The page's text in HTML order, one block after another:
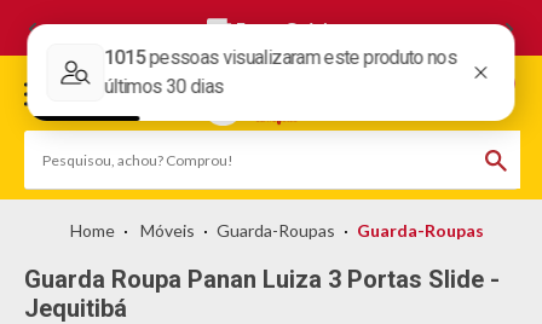
Frete Grátis
Móveis Guarda-Roupas Guarda-Roupas
Guarda Roupa Panan Luiza 3 Portas Slide -
Jequitibá